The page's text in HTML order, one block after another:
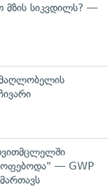
მზის სიკვდილს? —
— GWP